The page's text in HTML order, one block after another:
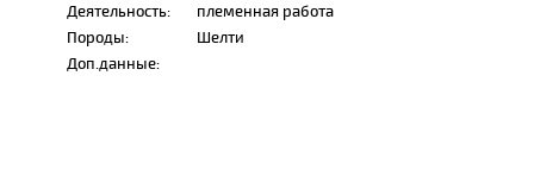
Деятельность:
племенная работа
Породы:
Шелти
Доп.данные: